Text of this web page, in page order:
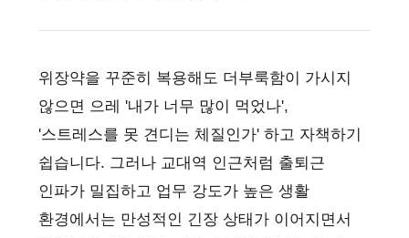
위장약을 꾸준히 복용해도 더부룩함이 가시지
않으면 으레 '내가 너무 많이 먹었나',
'스트레스를 못 견디는 체질인가' 하고 자책하기
쉽습니다. 그러나 교대역 인근처럼 출퇴근
인파가 밀집하고 업무 강도가 높은 생활
환경에서는 만성적인 긴장 상태가 이어지면서